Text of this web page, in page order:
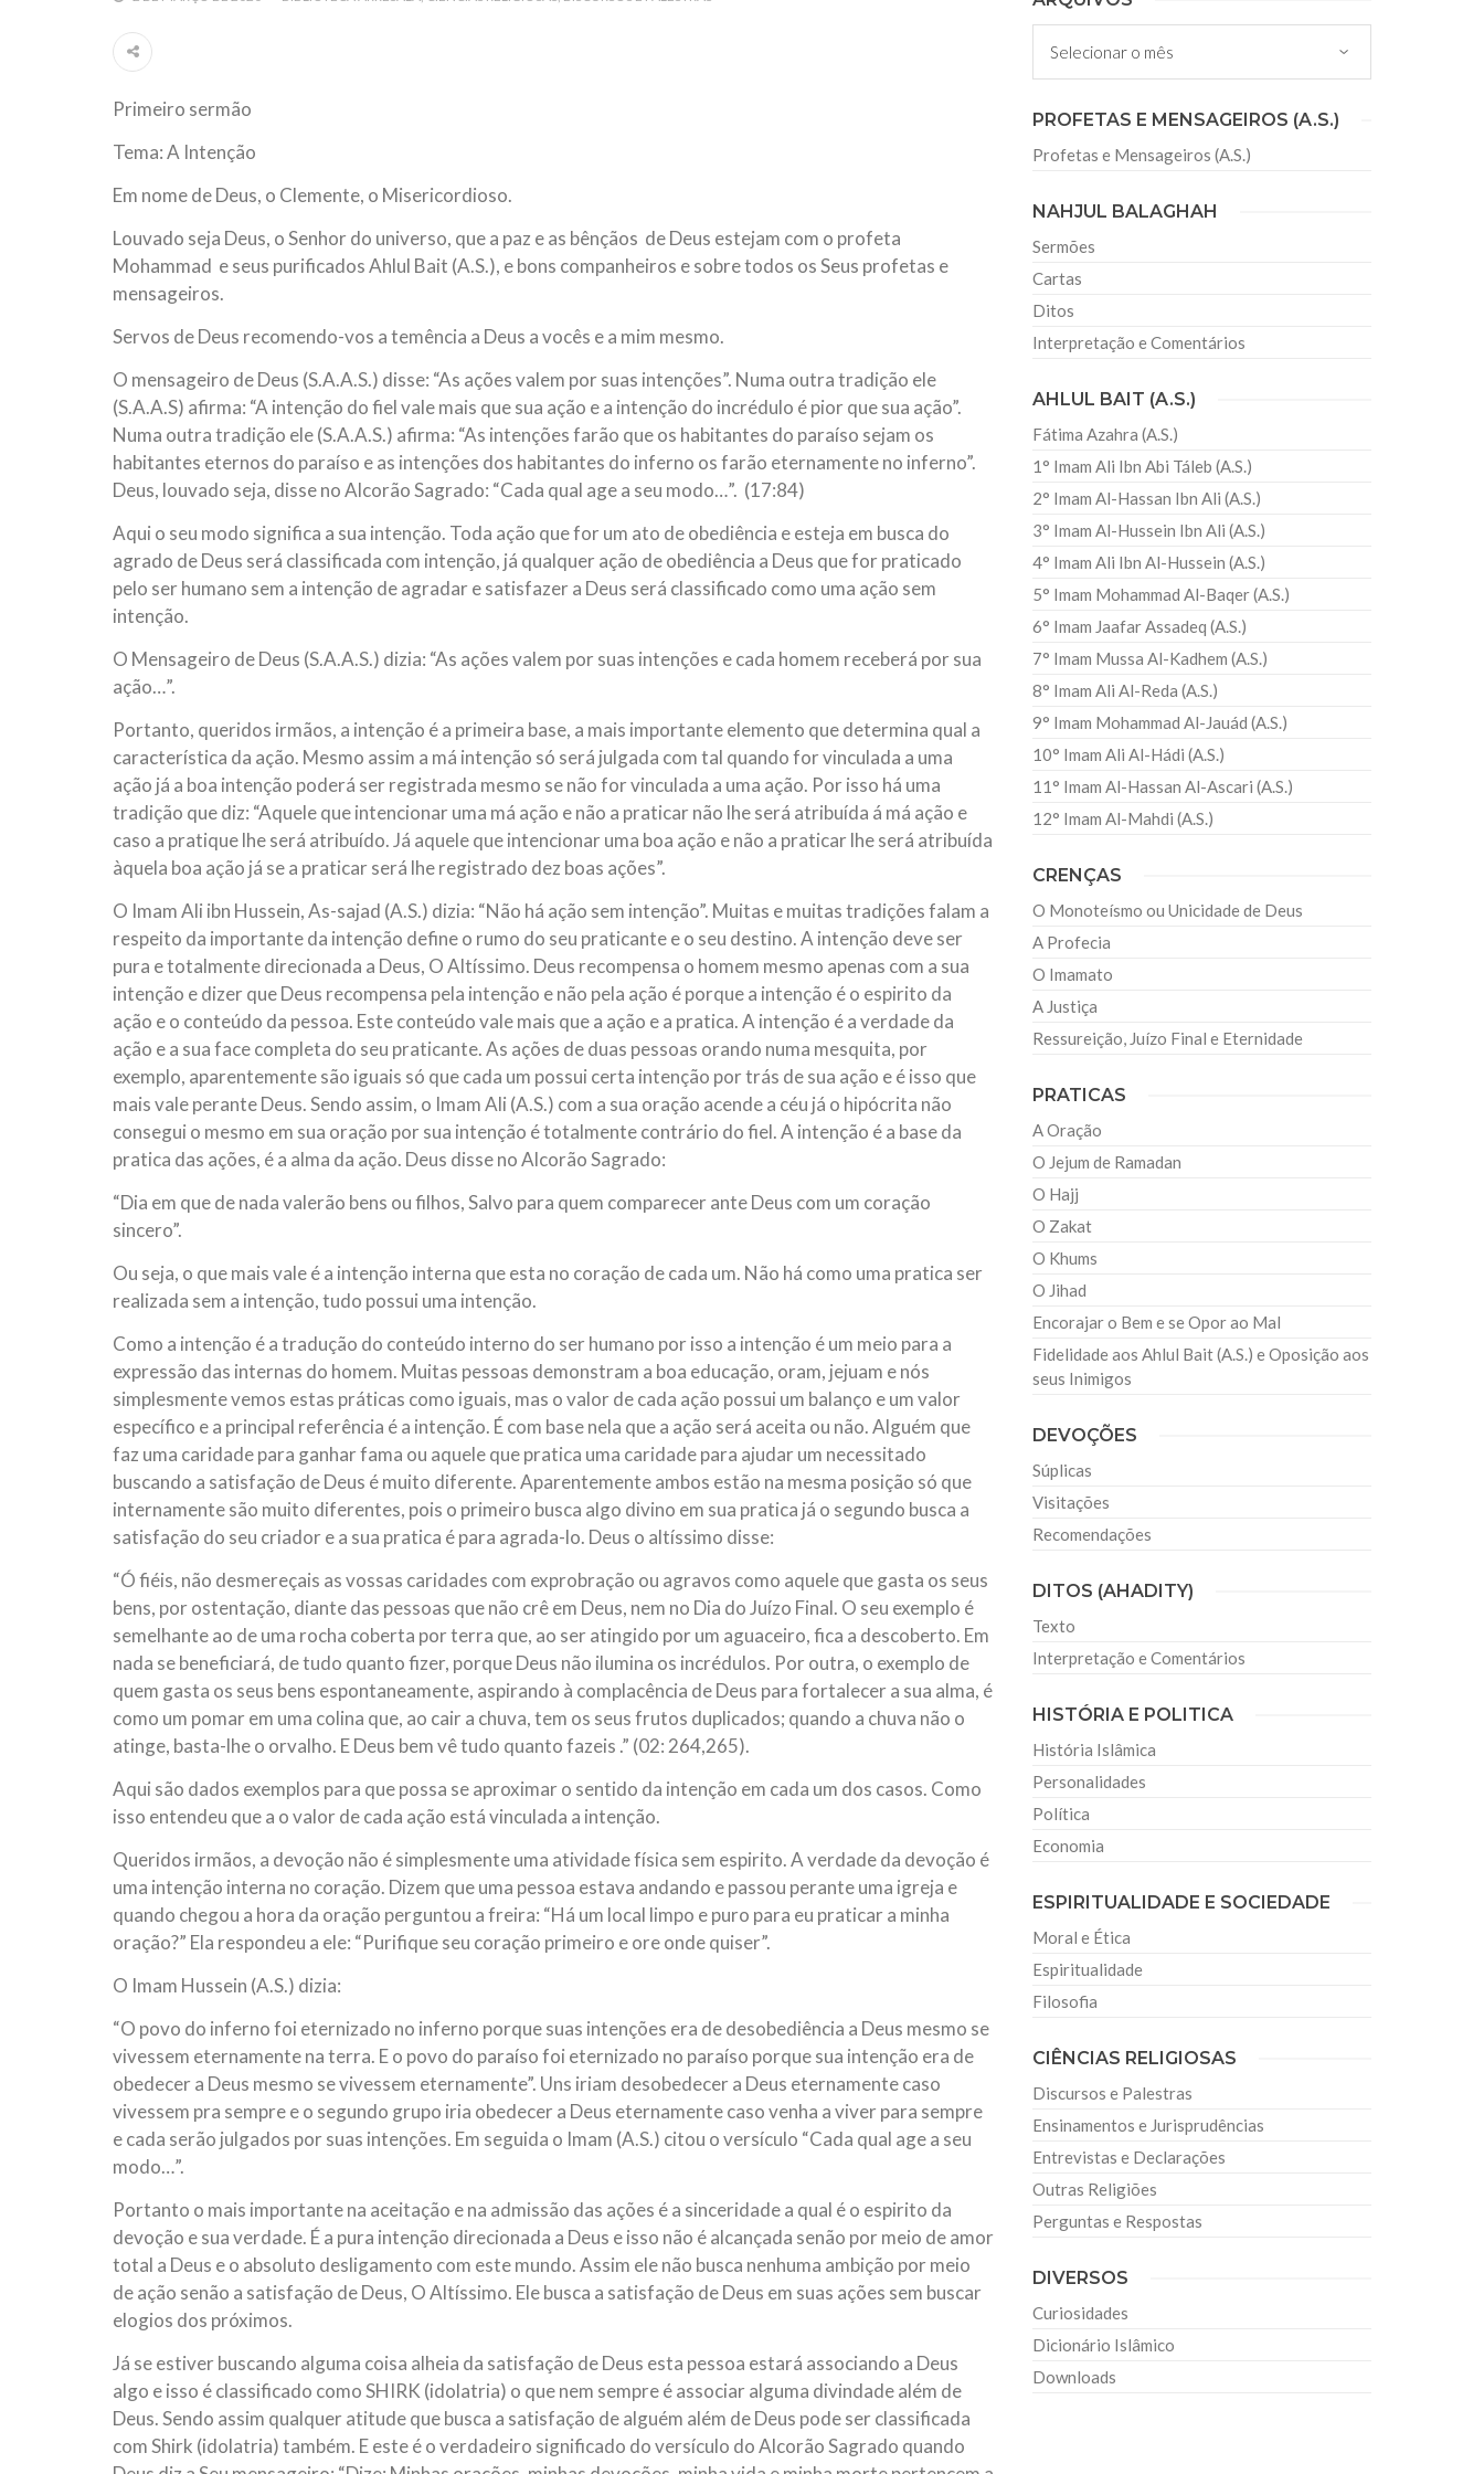
Hejrita. Desejamos a todos os irmãos e irmãs um novo
10 DE NOVEMBRO DE 2013
Em nome de Deus, o Clemente, o Misericordioso! Diante da data em que
Hussein Ibn Ali Ibn Abi Táleb (A.S.), conhecido por “Zein Al-Ábidin” (Formosura
Centro Islâmico no Brasil recebe o ex-ministro das
Na noite da quinta-feira, 03 de Abril, o Centro Islâmico no Brasil recebeu em sua
sede, em São Paulo, o ex-ministro das Relações Exteriores da República Islâmica
do Irã, Sr. Kamal Kharrazi, que encontra-se visitando
Primeiro sermão
Tema: A Intenção
Em nome de Deus, o Clemente, o Misericordioso.
Louvado seja Deus, o Senhor do universo, que a paz e as bênçãos de Deus estejam com o profeta
Mohammad e seus purificados Ahlul Bait (A.S.), e bons companheiros e sobre todos os Seus profetas e
mensageiros.
Servos de Deus recomendo-vos a temência a Deus a vocês e a mim mesmo.
O mensageiro de Deus (S.A.A.S.) disse: “As ações valem por suas intenções”. Numa outra tradição ele
(S.A.A.S) afirma: “A intenção do fiel vale mais que sua ação e a intenção do incrédulo é pior que sua ação”.
Numa outra tradição ele (S.A.A.S.) afirma: “As intenções farão que os habitantes do paraíso sejam os
habitantes eternos do paraíso e as intenções dos habitantes do inferno os farão eternamente no inferno”.
Deus, louvado seja, disse no Alcorão Sagrado: “Cada qual age a seu modo…”. (17:84)
Aqui o seu modo significa a sua intenção. Toda ação que for um ato de obediência e esteja em busca do
agrado de Deus será classificada com intenção, já qualquer ação de obediência a Deus que for praticado
pelo ser humano sem a intenção de agradar e satisfazer a Deus será classificado como uma ação sem
intenção.
O Mensageiro de Deus (S.A.A.S.) dizia: “As ações valem por suas intenções e cada homem receberá por sua
ação…”.
Portanto, queridos irmãos, a intenção é a primeira base, a mais importante elemento que determina qual a
característica da ação. Mesmo assim a má intenção só será julgada com tal quando for vinculada a uma
ação já a boa intenção poderá ser registrada mesmo se não for vinculada a uma ação. Por isso há uma
tradição que diz: “Aquele que intencionar uma má ação e não a praticar não lhe será atribuída á má ação e
caso a pratique lhe será atribuído. Já aquele que intencionar uma boa ação e não a praticar lhe será atribuída
àquela boa ação já se a praticar será lhe registrado dez boas ações”.
O Imam Ali ibn Hussein, As-sajad (A.S.) dizia: “Não há ação sem intenção”. Muitas e muitas tradições falam a
respeito da importante da intenção define o rumo do seu praticante e o seu destino. A intenção deve ser
pura e totalmente direcionada a Deus, O Altíssimo. Deus recompensa o homem mesmo apenas com a sua
intenção e dizer que Deus recompensa pela intenção e não pela ação é porque a intenção é o espirito da
ação e o conteúdo da pessoa. Este conteúdo vale mais que a ação e a pratica. A intenção é a verdade da
ação e a sua face completa do seu praticante. As ações de duas pessoas orando numa mesquita, por
exemplo, aparentemente são iguais só que cada um possui certa intenção por trás de sua ação e é isso que
mais vale perante Deus. Sendo assim, o Imam Ali (A.S.) com a sua oração acende a céu já o hipócrita não
consegui o mesmo em sua oração por sua intenção é totalmente contrário do fiel. A intenção é a base da
pratica das ações, é a alma da ação. Deus disse no Alcorão Sagrado:
“Dia em que de nada valerão bens ou filhos, Salvo para quem comparecer ante Deus com um coração
sincero”.
Ou seja, o que mais vale é a intenção interna que esta no coração de cada um. Não há como uma pratica ser
realizada sem a intenção, tudo possui uma intenção.
Como a intenção é a tradução do conteúdo interno do ser humano por isso a intenção é um meio para a
expressão das internas do homem. Muitas pessoas demonstram a boa educação, oram, jejuam e nós
simplesmente vemos estas práticas como iguais, mas o valor de cada ação possui um balanço e um valor
específico e a principal referência é a intenção. É com base nela que a ação será aceita ou não. Alguém que
faz uma caridade para ganhar fama ou aquele que pratica uma caridade para ajudar um necessitado
buscando a satisfação de Deus é muito diferente. Aparentemente ambos estão na mesma posição só que
internamente são muito diferentes, pois o primeiro busca algo divino em sua pratica já o segundo busca a
satisfação do seu criador e a sua pratica é para agrada-lo. Deus o altíssimo disse:
“Ó fiéis, não desmereçais as vossas caridades com exprobração ou agravos como aquele que gasta os seus
bens, por ostentação, diante das pessoas que não crê em Deus, nem no Dia do Juízo Final. O seu exemplo é
semelhante ao de uma rocha coberta por terra que, ao ser atingido por um aguaceiro, fica a descoberto. Em
nada se beneficiará, de tudo quanto fizer, porque Deus não ilumina os incrédulos. Por outra, o exemplo de
quem gasta os seus bens espontaneamente, aspirando à complacência de Deus para fortalecer a sua alma, é
como um pomar em uma colina que, ao cair a chuva, tem os seus frutos duplicados; quando a chuva não o
atinge, basta-lhe o orvalho. E Deus bem vê tudo quanto fazeis .” (02: 264,265).
Aqui são dados exemplos para que possa se aproximar o sentido da intenção em cada um dos casos. Como
isso entendeu que a o valor de cada ação está vinculada a intenção.
Queridos irmãos, a devoção não é simplesmente uma atividade física sem espirito. A verdade da devoção é
uma intenção interna no coração. Dizem que uma pessoa estava andando e passou perante uma igreja e
quando chegou a hora da oração perguntou a freira: “Há um local limpo e puro para eu praticar a minha
oração?” Ela respondeu a ele: “Purifique seu coração primeiro e ore onde quiser”.
O Imam Hussein (A.S.) dizia:
“O povo do inferno foi eternizado no inferno porque suas intenções era de desobediência a Deus mesmo se
vivessem eternamente na terra. E o povo do paraíso foi eternizado no paraíso porque sua intenção era de
obedecer a Deus mesmo se vivessem eternamente”. Uns iriam desobedecer a Deus eternamente caso
vivessem pra sempre e o segundo grupo iria obedecer a Deus eternamente caso venha a viver para sempre
e cada serão julgados por suas intenções. Em seguida o Imam (A.S.) citou o versículo “Cada qual age a seu
modo…”.
Portanto o mais importante na aceitação e na admissão das ações é a sinceridade a qual é o espirito da
devoção e sua verdade. É a pura intenção direcionada a Deus e isso não é alcançada senão por meio de amor
total a Deus e o absoluto desligamento com este mundo. Assim ele não busca nenhuma ambição por meio
de ação senão a satisfação de Deus, O Altíssimo. Ele busca a satisfação de Deus em suas ações sem buscar
elogios dos próximos.
Já se estiver buscando alguma coisa alheia da satisfação de Deus esta pessoa estará associando a Deus
algo e isso é classificado como SHIRK (idolatria) o que nem sempre é associar alguma divindade além de
Deus. Sendo assim qualquer atitude que busca a satisfação de alguém além de Deus pode ser classificada
com Shirk (idolatria) também. E este é o verdadeiro significado do versículo do Alcorão Sagrado quando
Arquivos
PROFETAS E MENSAGEIROS (A.S.)
Profetas e Mensageiros (A.S.)
NAHJUL BALAGHAH
Sermões
Cartas
Ditos
Interpretação e Comentários
AHLUL BAIT (A.S.)
Fátima Azahra (A.S.)
1° Imam Ali Ibn Abi Táleb (A.S.)
2° Imam Al-Hassan Ibn Ali (A.S.)
3° Imam Al-Hussein Ibn Ali (A.S.)
4° Imam Ali Ibn Al-Hussein (A.S.)
5° Imam Mohammad Al-Baqer (A.S.)
6° Imam Jaafar Assadeq (A.S.)
7° Imam Mussa Al-Kadhem (A.S.)
8° Imam Ali Al-Reda (A.S.)
9° Imam Mohammad Al-Jauád (A.S.)
10° Imam Ali Al-Hádi (A.S.)
11° Imam Al-Hassan Al-Ascari (A.S.)
12° Imam Al-Mahdi (A.S.)
CRENÇAS
O Monoteísmo ou Unicidade de Deus
A Profecia
O Imamato
A Justiça
Ressureição, Juízo Final e Eternidade
PRATICAS
A Oração
O Jejum de Ramadan
O Hajj
O Zakat
O Khums
O Jihad
Encorajar o Bem e se Opor ao Mal
Fidelidade aos Ahlul Bait (A.S.) e Oposição aos
seus Inimigos
DEVOÇÕES
Súplicas
Visitações
Recomendações
DITOS (AHADITY)
Texto
Interpretação e Comentários
HISTÓRIA E POLITICA
História Islâmica
Personalidades
Política
Economia
ESPIRITUALIDADE E SOCIEDADE
Moral e Ética
Espiritualidade
Filosofia
CIÊNCIAS RELIGIOSAS
Discursos e Palestras
Ensinamentos e Jurisprudências
Entrevistas e Declarações
Outras Religiões
Perguntas e Respostas
DIVERSOS
Curiosidades
Dicionário Islâmico
Downloads